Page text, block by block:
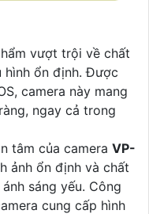
vượt trội về chất
hình ổn định. Được
camera này mang
ngay cả trong
tâm của camera VP-
ảnh ổn định và chất
sáng yếu. Công
cung cấp hình